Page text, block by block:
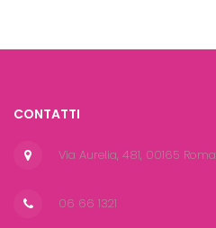
CONTATTI
Via Aurelia, 481, 00165 Roma
06 66 1321